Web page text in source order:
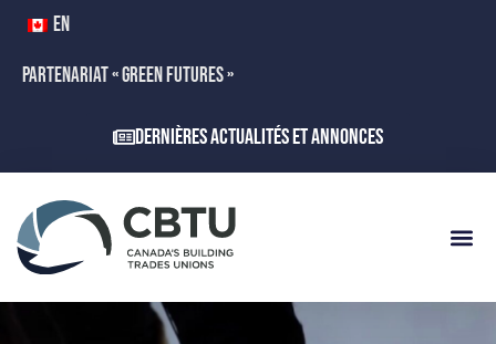
EN
PARTENARIAT « GREEN FUTURES »
Dernières actualités et annonces